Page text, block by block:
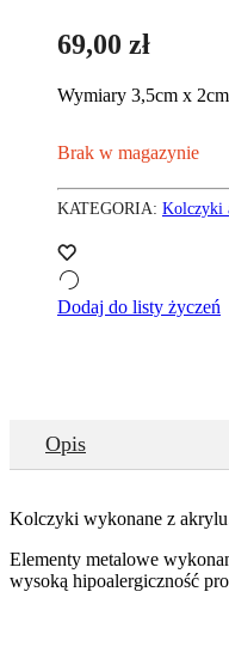
69,00 zł
Wymiary 3,5cm x 2cm
Brak w magazynie
KATEGORIA: Kolczyki
Dodaj do listy życzeń
Opis
Kolczyki wykonane z
Elementy metalowe
wysoką hipoalergiczność